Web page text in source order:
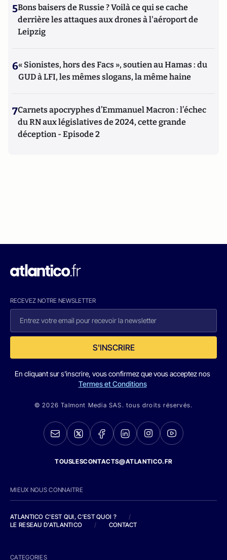
5Bons baisers de Russie ? Voilà ce qui se cache
derrière les attaques aux drones à l'aéroport de
Leipzig
6« Sionistes, hors des Facs », soutien au Hamas : du
GUD à LFI, les mêmes slogans, la même haine
7Carnets apocryphes d’Emmanuel Macron : l’échec
du RN aux législatives de 2024, cette grande
déception - Episode 2
RECEVEZ NOTRE NEWSLETTER
S'INSCRIRE
En cliquant sur s'inscrire, vous confirmez que vous acceptez nos
Termes et Conditions
© 2026 Talmont Media SAS. tous droits réservés.
TOUSLESCONTACTS@ATLANTICO.FR
MIEUX NOUS CONNAITRE
ATLANTICO C'EST QUI, C'EST QUOI ?
/
LE RESEAU D'ATLANTICO
/ CONTACT
CATEGORIES